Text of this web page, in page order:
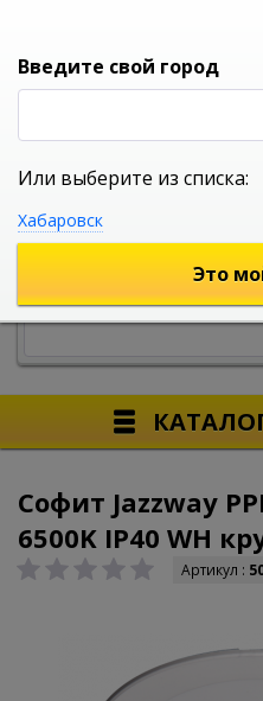
УНИВЕРСАЛЬНЫЙ
Софит Jazzway
6500K IP40 WH
Артикул :
Введите свой город
Или выберите из списка:
Хабаровск
Это